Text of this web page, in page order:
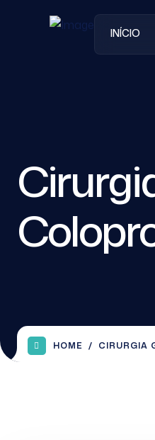
INÍCIO
HOME CIRURGIA